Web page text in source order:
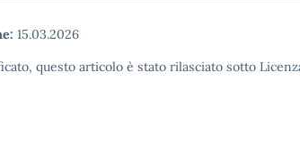
15.03.2026
questo articolo è stato rilasciato sotto